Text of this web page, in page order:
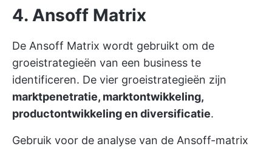
4. Ansoff Matrix
De Ansoff Matrix wordt gebruikt om de
groeistrategieën van een business te
identificeren. De vier groeistrategieën zijn
marktpenetratie, marktontwikkeling,
productontwikkeling en diversificatie.
Gebruik voor de analyse van de Ansoff-matrix